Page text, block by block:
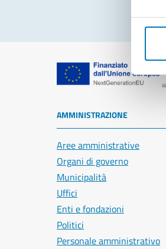
AMMINISTRAZIONE
Aree amministrative
Organi di governo
Municipalità
Uffici
Enti e fondazioni
Politici
Personale amministrativo